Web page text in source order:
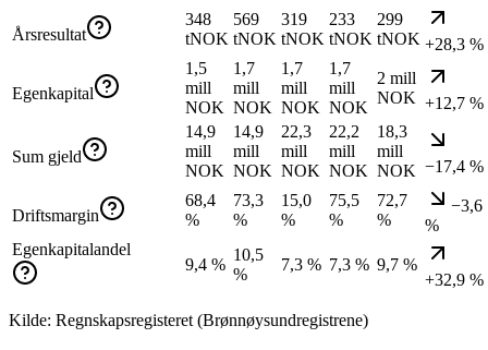
Årsresultat
348
tNOK
569
tNOK
319
tNOK
233
tNOK
299
tNOK +28,3 %
Egenkapital
1,5
mill
NOK
1,7
mill
NOK
1,7
mill
NOK
1,7
mill
NOK
2 mill
NOK +12,7 %
Sum gjeld
14,9
mill
NOK
14,9
mill
NOK
22,3
mill
NOK
22,2
mill
NOK
18,3
mill
NOK −17,4 %
Driftsmargin
68,4
%
73,3
%
15,0
%
75,5
%
72,7
%
−3,6
%
Egenkapitalandel
9,4 %
10,5
%
7,3 % 7,3 % 9,7 %
+32,9 %
Kilde: Regnskapsregisteret (Brønnøysundregistrene)